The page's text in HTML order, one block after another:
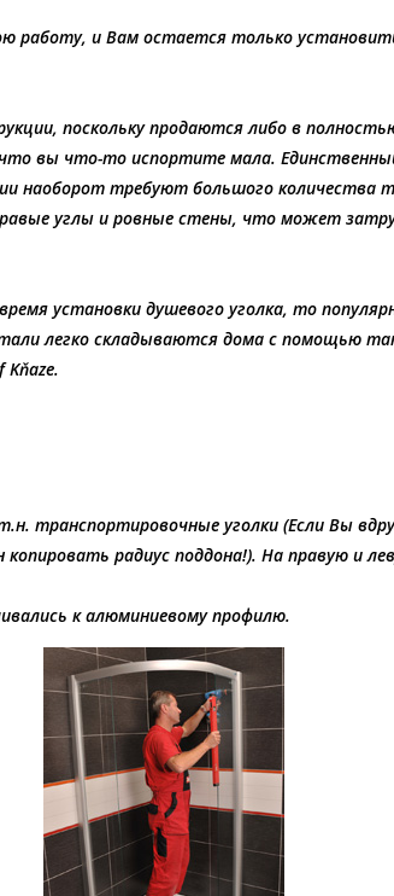
работу, и Вам остается только
поскольку продаются либо в
вы что-то испортите мала.
наоборот требуют большого
углы и ровные стены, что может
установки душевого уголка, то
легко складываются дома с помощью
транспортировочные уголки (Если Вы
радиус поддона!). На правую и
к алюминиевому профилю.